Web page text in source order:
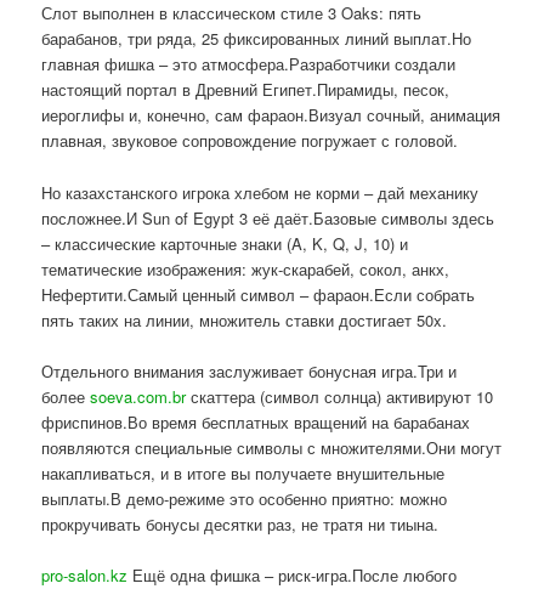
Слот выполнен в классическом стиле 3 Oaks: пять
барабанов, три ряда, 25 фиксированных линий выплат.Но
главная фишка – это атмосфера.Разработчики создали
настоящий портал в Древний Египет.Пирамиды, песок,
иероглифы и, конечно, сам фараон.Визуал сочный, анимация
плавная, звуковое сопровождение погружает с головой.
Но казахстанского игрока хлебом не корми – дай механику
посложнее.И Sun of Egypt 3 её даёт.Базовые символы здесь
– классические карточные знаки (A, K, Q, J, 10) и
тематические изображения: жук-скарабей, сокол, анкх,
Нефертити.Самый ценный символ – фараон.Если собрать
пять таких на линии, множитель ставки достигает 50x.
Отдельного внимания заслуживает бонусная игра.Три и
болееsoeva.com.brскаттера (символ солнца) активируют 10
фриспинов.Во время бесплатных вращений на барабанах
появляются специальные символы с множителями.Они могут
накапливаться, и в итоге вы получаете внушительные
выплаты.В демо-режиме это особенно приятно: можно
прокручивать бонусы десятки раз, не тратя ни тиына.
pro-salon.kz Ещё одна фишка – риск-игра.После любого